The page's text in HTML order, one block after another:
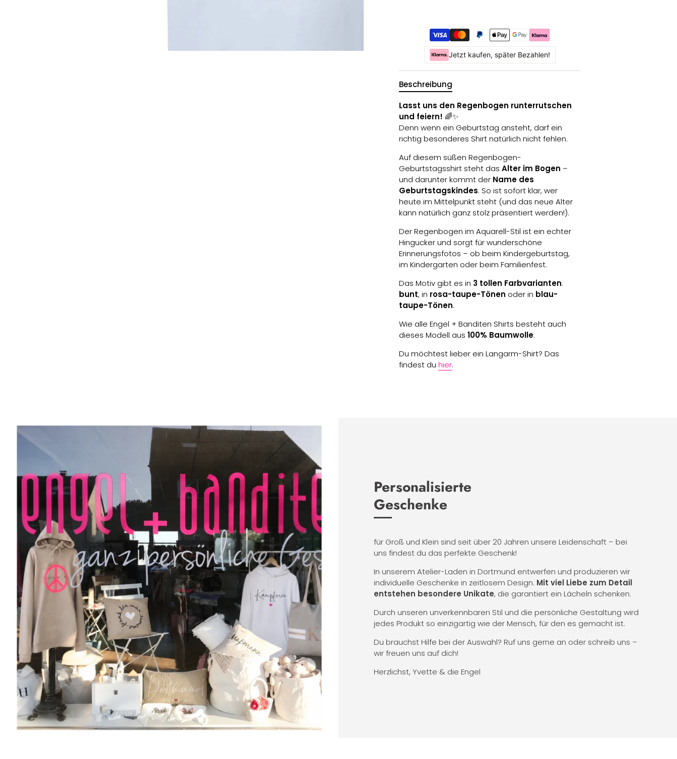
Jetzt kaufen, später Bezahlen!
Beschreibung
Lasst uns den Regenbogen runterrutschen
und feiern! 🌈✨
Denn wenn ein Geburtstag ansteht, darf ein
richtig besonderes Shirt natürlich nicht fehlen.
Auf diesem süßen Regenbogen-
Geburtstagsshirt steht das Alter im Bogen –
und darunter kommt der Name des
Geburtstagskindes. So ist sofort klar, wer
heute im Mittelpunkt steht (und das neue Alter
kann natürlich ganz stolz präsentiert werden!).
Der Regenbogen im Aquarell-Stil ist ein echter
Hingucker und sorgt für wunderschöne
Erinnerungsfotos – ob beim Kindergeburtstag,
im Kindergarten oder beim Familienfest.
Das Motiv gibt es in 3 tollen Farbvarianten:
bunt, in rosa-taupe-Tönen oder in blau-
taupe-Tönen.
Wie alle Engel + Banditen Shirts besteht auch
dieses Modell aus 100% Baumwolle.
Du möchtest lieber ein Langarm-Shirt? Das
findest du hier.
Personalisierte
Geschenke
für Groß und Klein sind seit über 20 Jahren unsere Leidenschaft – bei
uns findest du das perfekte Geschenk!
In unserem Atelier-Laden in Dortmund entwerfen und produzieren wir
individuelle Geschenke in zeitlosem Design. Mit viel Liebe zum Detail
entstehen besondere Unikate, die garantiert ein Lächeln schenken.
Durch unseren unverkennbaren Stil und die persönliche Gestaltung wird
jedes Produkt so einzigartig wie der Mensch, für den es gemacht ist.
Du brauchst Hilfe bei der Auswahl? Ruf uns gerne an oder schreib uns –
wir freuen uns auf dich!
Herzlichst, Yvette & die Engel